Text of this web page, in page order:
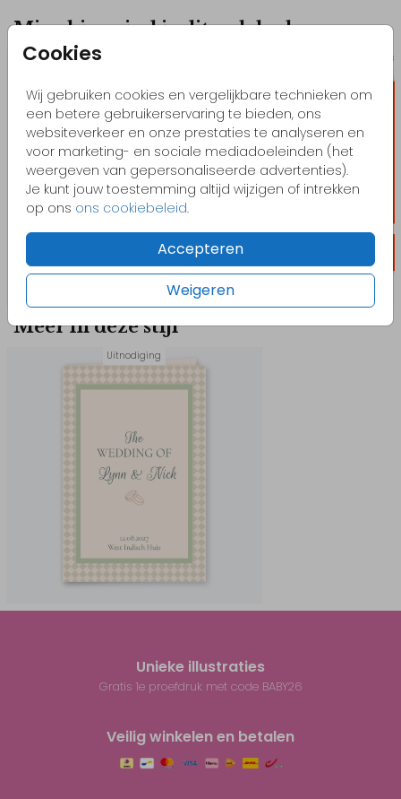
Cookies
Wij gebruiken cookies en vergelijkbare technieken om
een betere gebruikerservaring te bieden, ons
websiteverkeer en onze prestaties te analyseren en
voor marketing- en sociale mediadoeleinden (het
weergeven van gepersonaliseerde advertenties).
Je kunt jouw toestemming altijd wijzigen of intrekken
op ons ons cookiebeleid.
Accepteren
Weigeren
Misschien vind je dit ook leuk
Sluitzegel speciale vorm Sluitzegel
Meer in deze stijl
Uitnodiging
Unieke illustraties
Gratis 1e proefdruk met code BABY26
Veilig winkelen en betalen